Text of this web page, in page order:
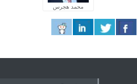
محمد هجرس